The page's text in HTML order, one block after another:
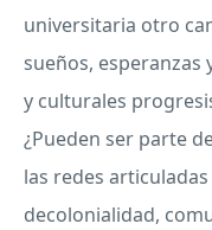
universitaria otro
sueños, esperanzas
y culturales
¿Pueden ser parte
las redes
decolonialidad,